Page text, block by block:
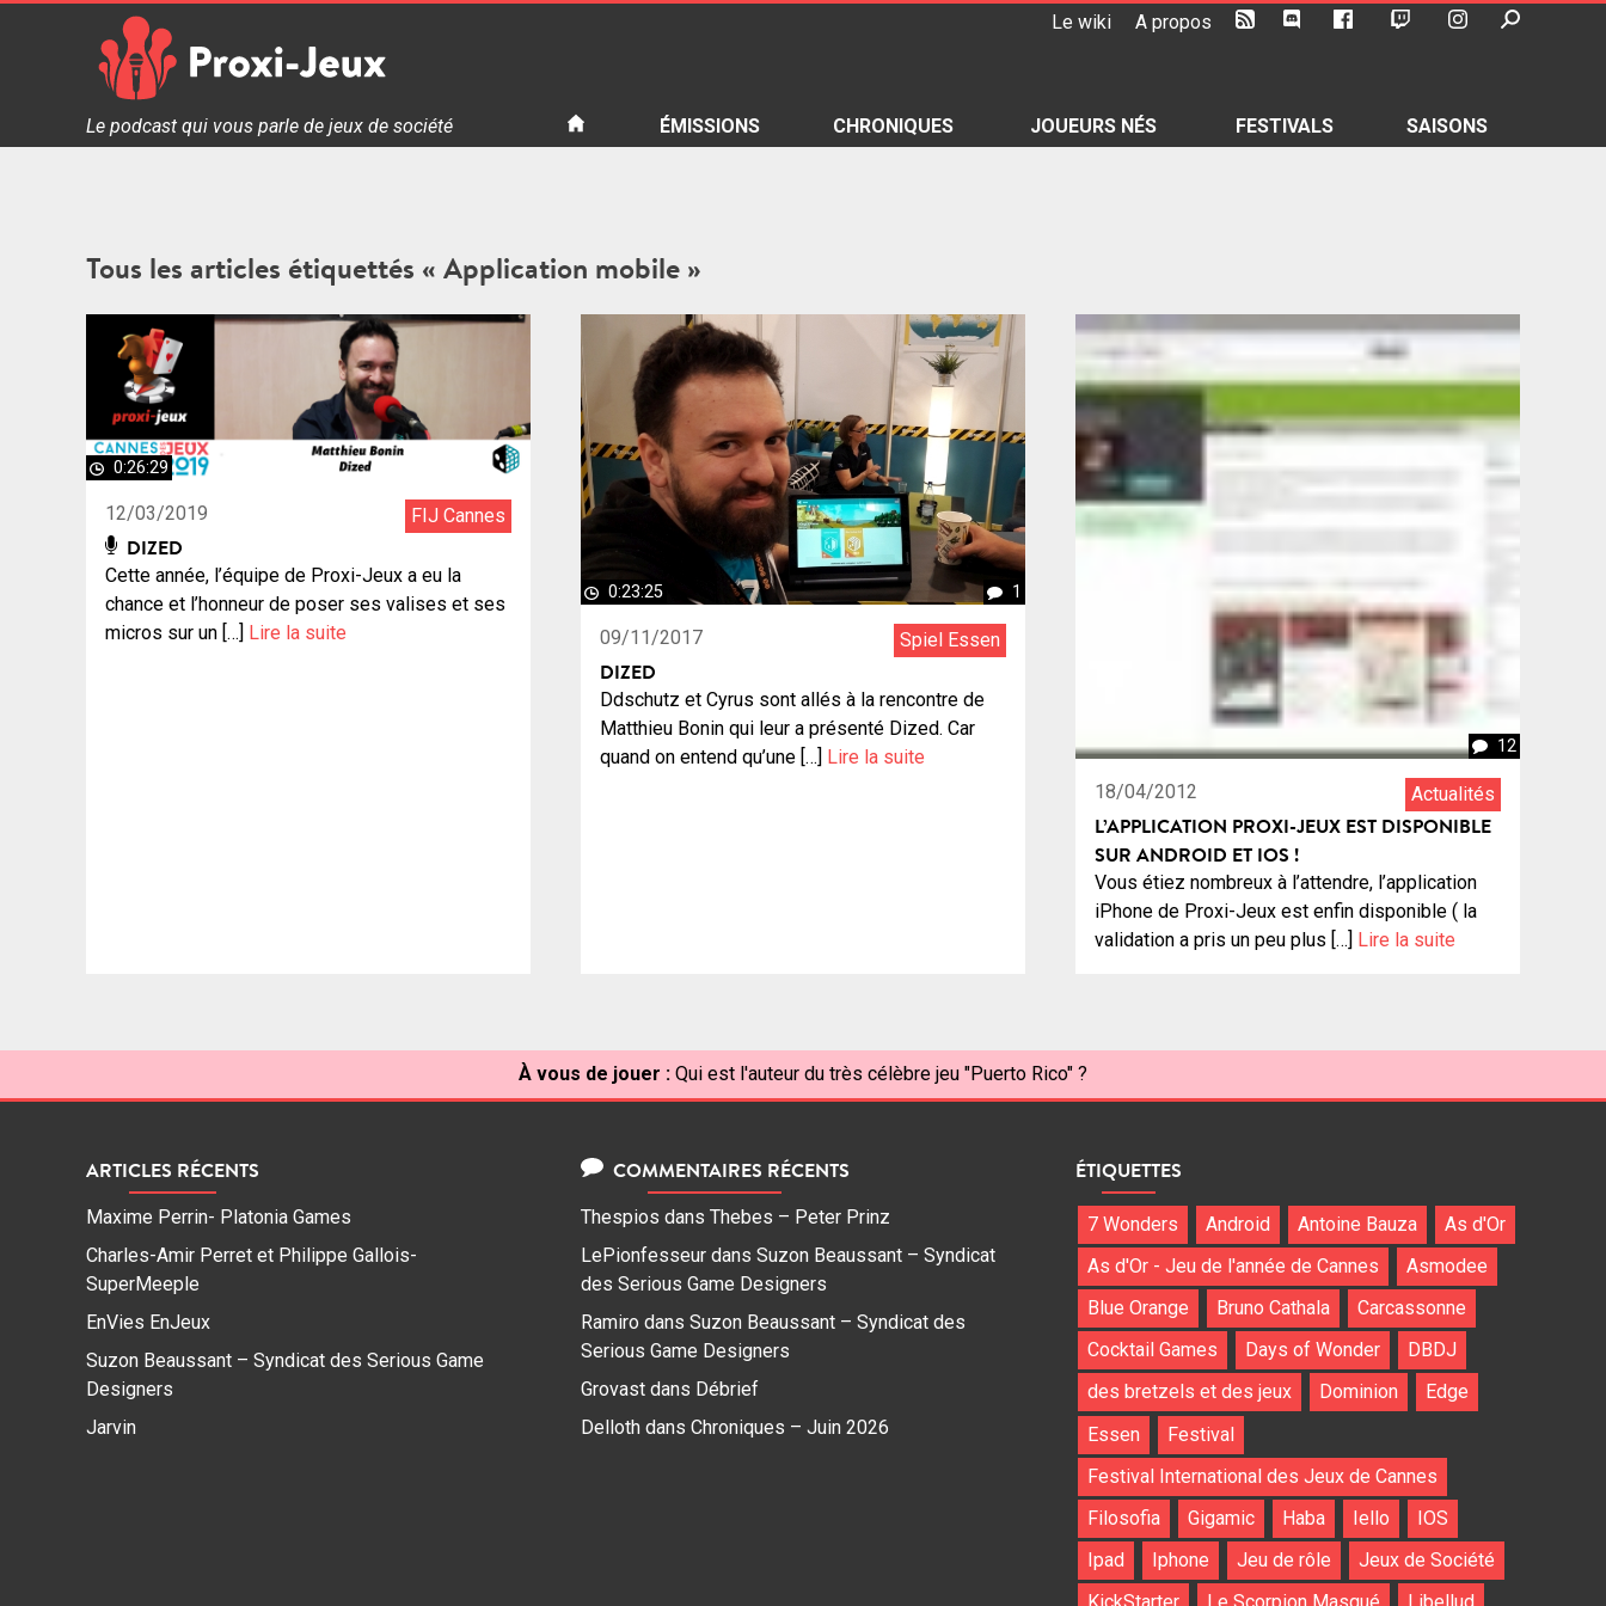
Le wiki A propos
Proxi Jeux - Le podcast qui vous parle de jeux de société
Le podcast qui vous parle de jeux de société ÉMISSIONS CHRONIQUES JOUEURS NÉS FESTIVALS SAISONS
Tous les articles étiquettés « Application mobile »
0:26:29
12/03/2019 FIJ Cannes
DIZED
Cette année, l’équipe de Proxi-Jeux a eu la
chance et l’honneur de poser ses valises et ses
micros sur un […]
Lire la suite
0:23:25 1
09/11/2017 Spiel Essen
DIZED
Ddschutz et Cyrus sont allés à la rencontre de
Matthieu Bonin qui leur a présenté Dized. Car
quand on entend qu’une […]
Lire la suite 12
18/04/2012 Actualités
L’APPLICATION PROXI-JEUX EST DISPONIBLE
SUR ANDROID ET IOS !
Vous étiez nombreux à l’attendre, l’application
iPhone de Proxi-Jeux est enfin disponible ( la
validation a pris un peu plus […] Lire la suite
À vous de jouer : Qui est l'auteur du très célèbre jeu "Puerto Rico" ?
ARTICLES RÉCENTS
Maxime Perrin- Platonia Games
Charles-Amir Perret et Philippe Gallois-
SuperMeeple
EnVies EnJeux
Suzon Beaussant – Syndicat des Serious Game
Designers
Jarvin
COMMENTAIRES RÉCENTS
Thespios dans Thebes – Peter Prinz
LePionfesseur dans Suzon Beaussant – Syndicat
des Serious Game Designers
Ramiro dans Suzon Beaussant – Syndicat des
Serious Game Designers
Grovast dans Débrief
Delloth dans Chroniques – Juin 2026
ÉTIQUETTES
7 Wonders Android Antoine Bauza
As d'Or
As d'Or - Jeu de l'année de Cannes
Asmodee
Blue Orange
Bruno Cathala
Carcassonne
Cocktail Games
Days of Wonder
DBDJ
des bretzels et des jeux
Dominion
Edge
Essen
Festival
Festival International des Jeux de Cannes
Filosofia
Gigamic Haba Iello
IOS
Ipad
Iphone Jeu de rôle
Jeux de Société